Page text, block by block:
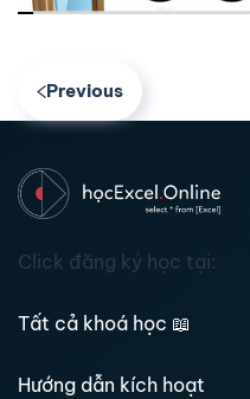
Previous
Click đăng ký học tại:
Tất cả khoá học 📖
Hướng dẫn kích hoạt